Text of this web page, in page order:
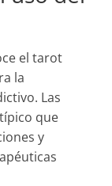
el tarot
la
Las
que
y